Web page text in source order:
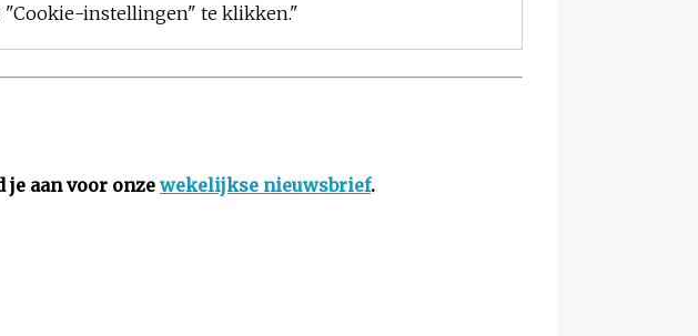
"Cookie-instellingen" te klikken."
je aan voor onzewekelijkse nieuwsbrief.